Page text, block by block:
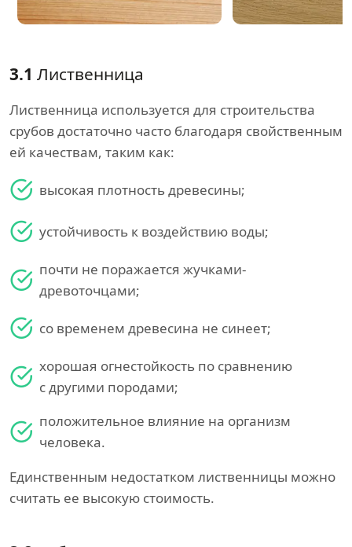
3.1 Лиственница
Лиственница используется для строительства
срубов достаточно часто благодаря свойственным
ей качествам, таким как:
высокая плотность древесины;
устойчивость к воздействию воды;
почти не поражается жучками-
древоточцами;
со временем древесина не синеет;
хорошая огнестойкость по сравнению
с другими породами;
положительное влияние на организм
человека.
Единственным недостатком лиственницы можно
считать ее высокую стоимость.